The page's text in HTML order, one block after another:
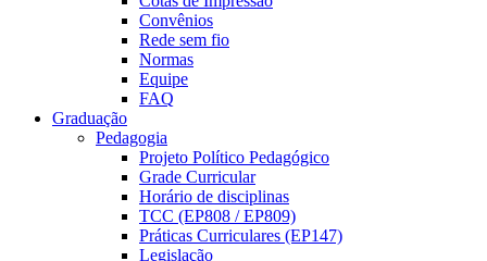
Convênios
Rede sem fio
Normas
Equipe
FAQ
Graduação
Pedagogia
Projeto Político Pedagógico
Grade Curricular
Horário de disciplinas
TCC (EP808 / EP809)
Práticas Curriculares (EP147)
Legislação